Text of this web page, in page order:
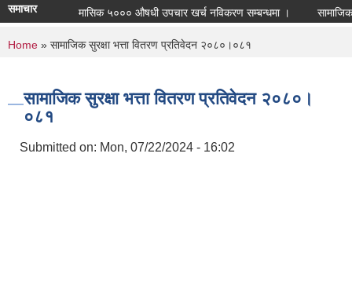
समाचार मासिक ५००० औषधी उपचार खर्च नविकरण सम्बन्धमा । सामाजिक
You are here
Home » सामाजिक सुरक्षा भत्ता वितरण प्रतिवेदन २०८०।०८१
सामाजिक सुरक्षा भत्ता वितरण प्रतिवेदन २०८०।
०८१
Submitted on: Mon, 07/22/2024 - 16:02